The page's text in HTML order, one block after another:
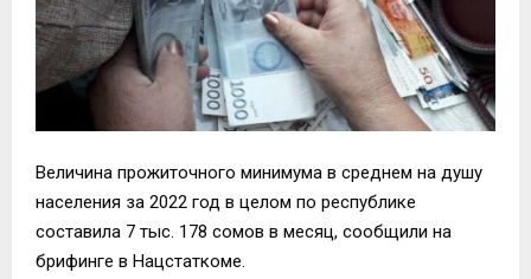
Величина прожиточного минимума в среднем на душу
населения за 2022 год в целом по республике
составила 7 тыс. 178 сомов в месяц, сообщили на
брифинге в Нацстаткоме.